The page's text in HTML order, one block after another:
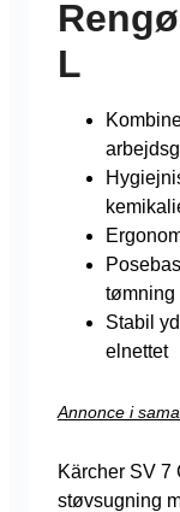
L
tømning
Stabil
elnettet
Annonce i
Kärcher SV 7
støvsugning